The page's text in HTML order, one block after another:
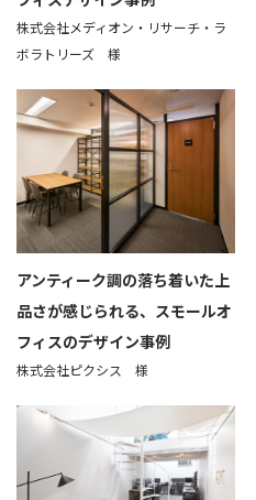
株式会社メディオン・リサーチ・ラ
ボラトリーズ 様
アンティーク調の落ち着いた上
品さが感じられる、スモールオ
フィスのデザイン事例
株式会社ピクシス 様